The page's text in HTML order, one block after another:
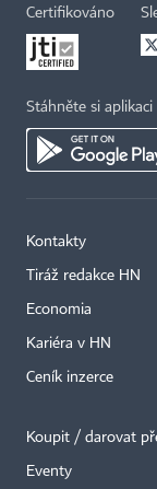
Certifikováno
Stáhněte si aplikaci
Kontakty
Tiráž redakce HN
Economia
Kariéra v HN
Ceník inzerce
Koupit / darovat
Eventy